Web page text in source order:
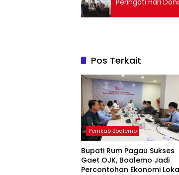
Peringati Hari
Pos Terkait
Pemkab Boalemo
Bupati Rum Pagau Sukses
Gaet OJK, Boalemo Jadi
Percontohan Ekonomi